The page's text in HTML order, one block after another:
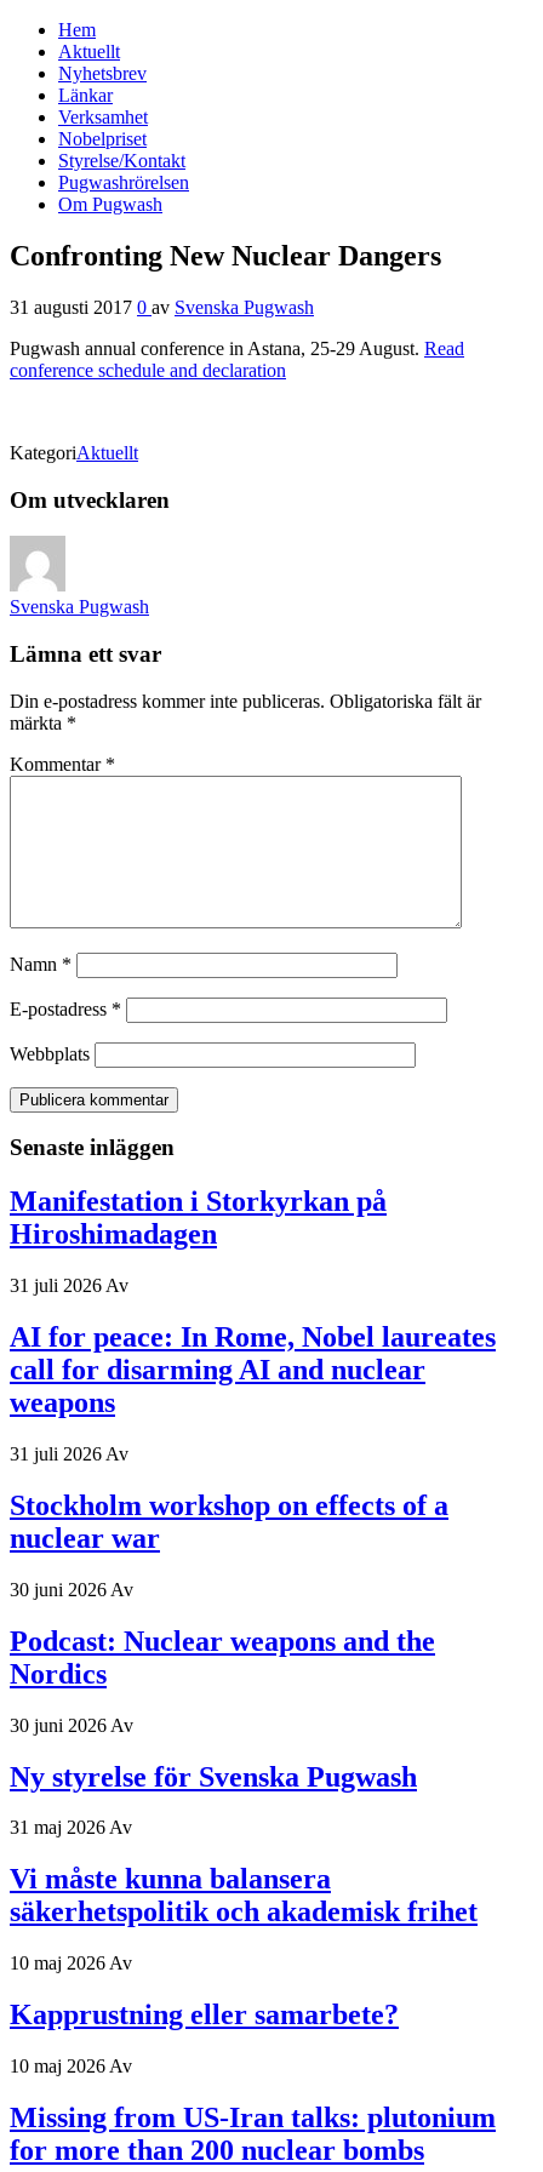
Svenska Pugwash
Hem
Aktuellt
Nyhetsbrev
Länkar
Verksamhet
Nobelpriset
Styrelse/Kontakt
Pugwashrörelsen
Om Pugwash
Confronting New Nuclear Dangers
31 augusti 2017 0 av Svenska Pugwash
Pugwash annual conference in Astana, 25-29 August. Read
conference schedule and declaration
KategoriAktuellt
Om utvecklaren
Svenska Pugwash
Lämna ett svar
Din e-postadress kommer inte publiceras. Obligatoriska fält är
märkta *
Kommentar *
Namn *
E-postadress *
Webbplats
Senaste inläggen
Manifestation i Storkyrkan på
Hiroshimadagen
31 juli 2026 Av
AI for peace: In Rome, Nobel laureates
call for disarming AI and nuclear
weapons
31 juli 2026 Av
Stockholm workshop on effects of a
nuclear war
30 juni 2026 Av
Podcast: Nuclear weapons and the
Nordics
30 juni 2026 Av
Ny styrelse för Svenska Pugwash
31 maj 2026Av
Vi måste kunna balansera
säkerhetspolitik och akademisk frihet
10 maj 2026 Av
Kapprustning eller samarbete?
10 maj 2026 Av
Missing from US-Iran talks: plutonium
for more than 200 nuclear bombs